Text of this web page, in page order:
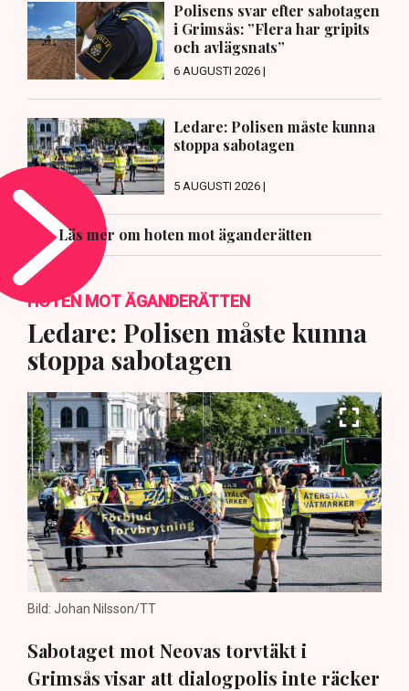
Polisens svar efter sabotagen
i Grimsås: ”Flera har gripits
och avlägsnats”
6 AUGUSTI 2026 |
Ledare: Polisen måste kunna
stoppa sabotagen
5 AUGUSTI 2026 |
Läs mer om hoten mot äganderätten
HOTEN MOT ÄGANDERÄTTEN
Ledare: Polisen måste kunna
stoppa sabotagen
Bild: Johan Nilsson/TT
Sabotaget mot Neovas torvtäkt i
Grimsås visar att dialogpolis inte räcker